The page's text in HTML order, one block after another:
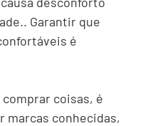
Garantir que
​​é
coisas, é
marcas conhecidas,